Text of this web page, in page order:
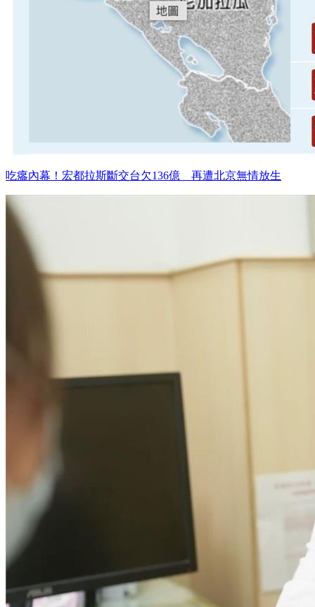
吃癟內幕！宏都拉斯斷交台欠136億 再遭北京無情放生